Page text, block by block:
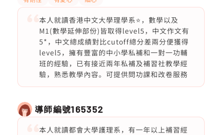
本人就讀香港中文大學理學系⭐️，數學以及
M1(數學延伸部份)皆取得level5，中文作文有
5*，中文總成績對比cutoff總分差兩分便獲得
level5，擁有豐富的中小學私補和一對一功輔
班的經驗，已有接近兩年私補及補習社教學經
驗，熟悉教學內容。可提供問功課和改卷服務
導師編號165352
本人就讀都會大學護理系，有一年以上補習經